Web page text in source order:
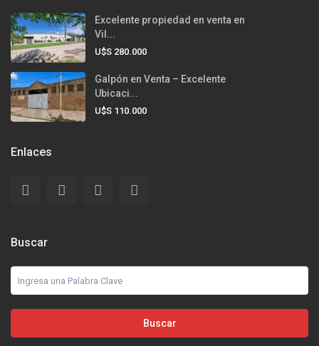
Excelente propiedad en venta en
Vil...
U$S 280.000
Galpón en Venta – Excelente
Ubicaci...
U$S 110.000
Enlaces
Buscar
Buscar